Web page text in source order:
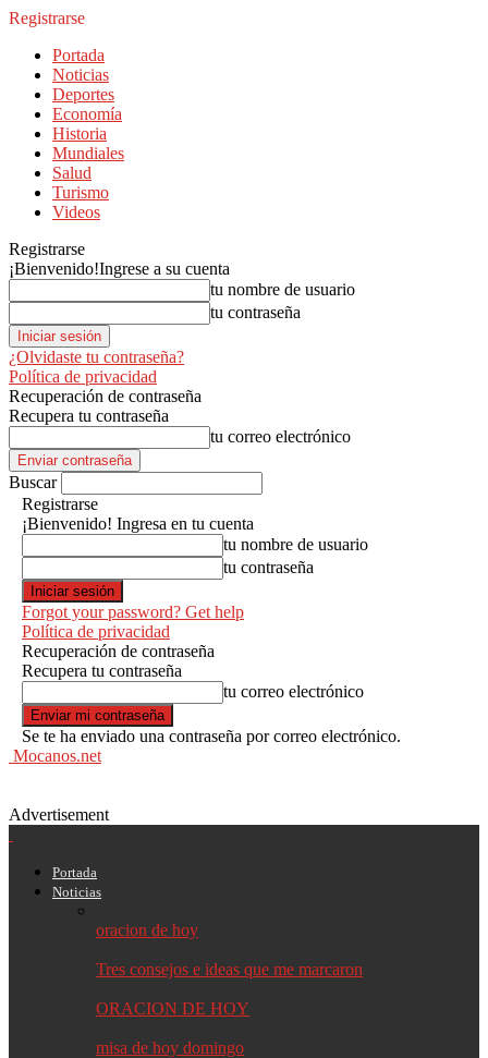
Registrarse
Portada
Noticias
Deportes
Economía
Historia
Mundiales
Salud
Turismo
Videos
Registrarse
¡Bienvenido!Ingrese a su cuenta
tu nombre de usuario
tu contraseña
¿Olvidaste tu contraseña?
Política de privacidad
Recuperación de contraseña
Recupera tu contraseña
tu correo electrónico
Buscar
Registrarse
¡Bienvenido! Ingresa en tu cuenta
tu nombre de usuario
tu contraseña
Forgot your password? Get help
Política de privacidad
Recuperación de contraseña
Recupera tu contraseña
tu correo electrónico
Se te ha enviado una contraseña por correo electrónico.
Mocanos.net
Advertisement
Portada
Noticias
oracion de hoy
Tres consejos e ideas que me marcaron
ORACION DE HOY
misa de hoy domingo